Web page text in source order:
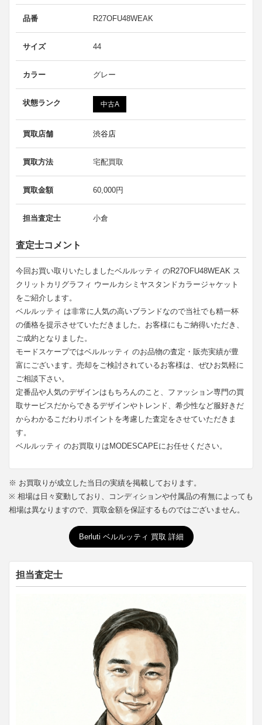
品番 R27OFU48WEAK
サイズ 44
カラー グレー
状態ランク 中古A
買取店舗 渋谷店
買取方法 宅配買取
買取金額 60,000円
担当査定士 小倉
査定士コメント
今回お買い取りいたしましたベルルッティ のR27OFU48WEAK ス
クリットカリグラフィ ウールカシミヤスタンドカラージャケット
をご紹介します。
ベルルッティ は非常に人気の高いブランドなので当社でも精一杯
の価格を提示させていただきました。お客様にもご納得いただき、
ご成約となりました。
モードスケープではベルルッティ のお品物の査定・販売実績が豊
富にございます。売却をご検討されているお客様は、ぜひお気軽に
ご相談下さい。
定番品や人気のデザインはもちろんのこと、ファッション専門の買
取サービスだからできるデザインやトレンド、希少性など服好きだ
からわかるこだわりポイントを考慮した査定をさせていただきま
す。
ベルルッティ のお買取りはMODESCAPEにお任せください。
※ お買取りが成立した当日の実績を掲載しております。
※ 相場は日々変動しており、コンディションや付属品の有無によっても
相場は異なりますので、買取金額を保証するものではございません。
Berluti ベルルッティ 買取 詳細
担当査定士